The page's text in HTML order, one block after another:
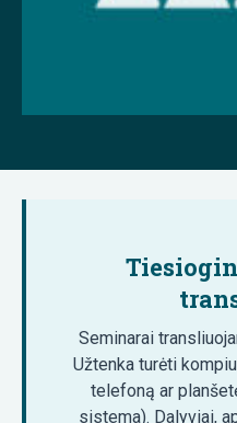
Seminarai
Užtenka turėti
telefoną ar
sistema). Dalyviai,